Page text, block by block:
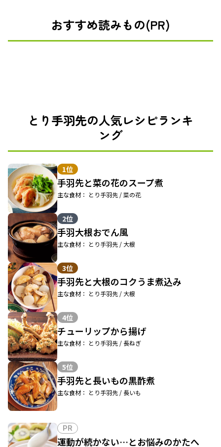
おすすめ読みもの(PR)
とり手羽先の人気レシピランキ
ング
1位
手羽先と菜の花のスープ煮
主な食材： とり手羽先 / 菜の花
2位
手羽大根おでん風
主な食材： とり手羽先 / 大根
3位
手羽先と大根のコクうま煮込み
主な食材： とり手羽先 / 大根
4位
チューリップから揚げ
主な食材： とり手羽先 / 長ねぎ
5位
手羽先と長いもの黒酢煮
主な食材： とり手羽先 / 長いも
PR
運動が続かない…とお悩みのかたへ